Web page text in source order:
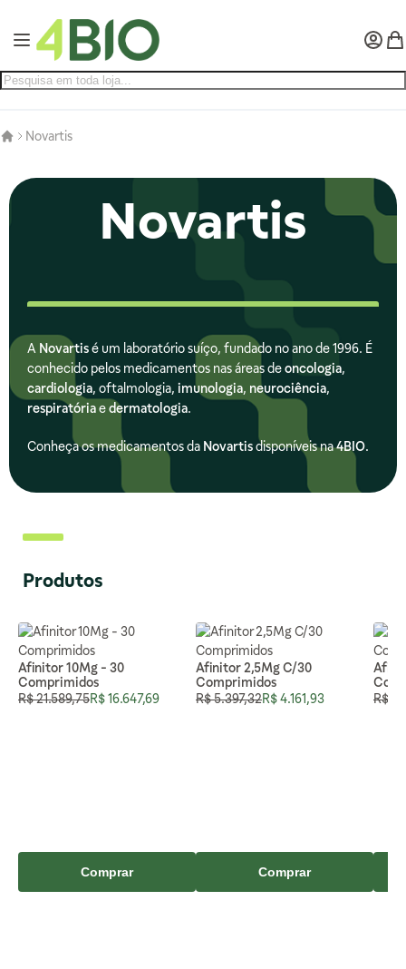
Alternar Nav
Minha
Novartis
Novartis
A Novartisé um laboratório suíço, fundado no ano de 1996. É
conhecido pelos medicamentos nas áreas deoncologia,
cardiologia, oftalmologia, imunologia, neurociência,
respiratóriaedermatologia.
Conheça os medicamentos da Novartisdisponíveis na4BIO.
Produtos
Afinitor 10Mg - 30
Comprimidos
Preço Especial
R$ 16.647,69
Preço Normal
R$ 21.589,75
Comprar
Afinitor 2,5Mg C/30
Comprimidos
Preço Especial
R$ 4.161,93
Preço Normal
R$ 5.397,32
Comprar
R$